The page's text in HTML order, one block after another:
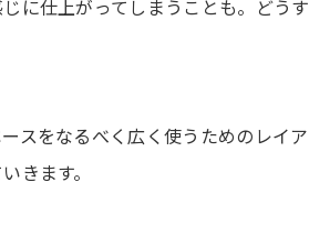
に仕上がってしまうことも。どう
スをなるべく広く使うためのレイ
きます。